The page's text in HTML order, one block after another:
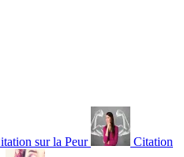
sur la Peur Citation